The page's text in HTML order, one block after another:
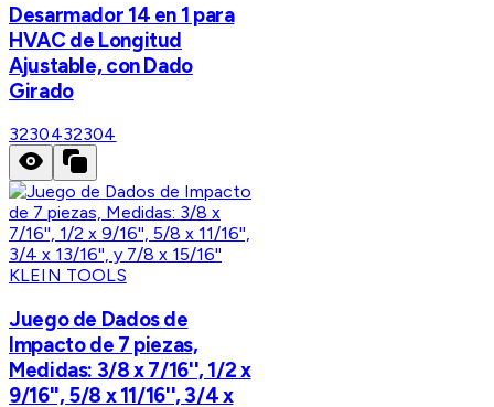
Desarmador 14 en 1 para
HVAC de Longitud
Ajustable, con Dado
Girado
3230432304
KLEIN TOOLS
Juego de Dados de
Impacto de 7 piezas,
Medidas: 3/8 x 7/16'', 1/2 x
9/16'', 5/8 x 11/16'', 3/4 x